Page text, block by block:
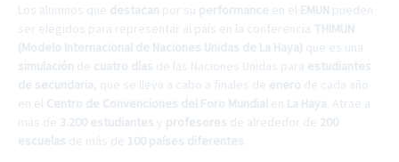
Los alumnos que destacan por su performance en el EMUN pueden
ser elegidos para representar al país en la conferencia THIMUN
(Modelo Internacional de Naciones Unidas de La Haya) que es una
simulación de cuatro días de las Naciones Unidas para estudiantes
de secundaria, que se lleva a cabo a finales de enero de cada año
en el Centro de Convenciones del Foro Mundial en La Haya . Atrae a
más de 3.200 estudiantes y profesores de alrededor de 200
escuelas de más de 100 países diferentes